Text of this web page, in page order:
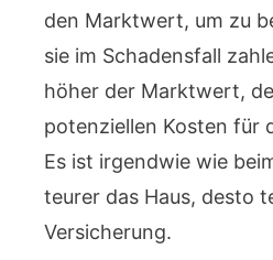
den Marktwert, um zu
sie im Schadensfall
höher der Marktwert,
potenziellen Kosten für
Es ist irgendwie wie
teurer das Haus, desto
Versicherung.